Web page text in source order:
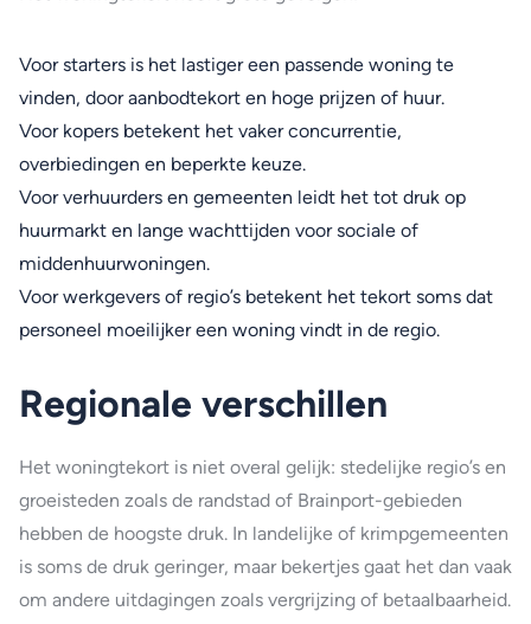
Voor starters is het lastiger een passende woning te
vinden, door aanbodtekort en hoge prijzen of huur.
Voor kopers betekent het vaker concurrentie,
overbiedingen en beperkte keuze.
Voor verhuurders en gemeenten leidt het tot druk op
huurmarkt en lange wachttijden voor sociale of
middenhuurwoningen.
Voor werkgevers of regio’s betekent het tekort soms dat
personeel moeilijker een woning vindt in de regio.
Regionale verschillen
Het woningtekort is niet overal gelijk: stedelijke regio’s en
groeisteden zoals de randstad of Brainport-gebieden
hebben de hoogste druk. In landelijke of krimpgemeenten
is soms de druk geringer, maar bekertjes gaat het dan vaak
om andere uitdagingen zoals vergrijzing of betaalbaarheid.